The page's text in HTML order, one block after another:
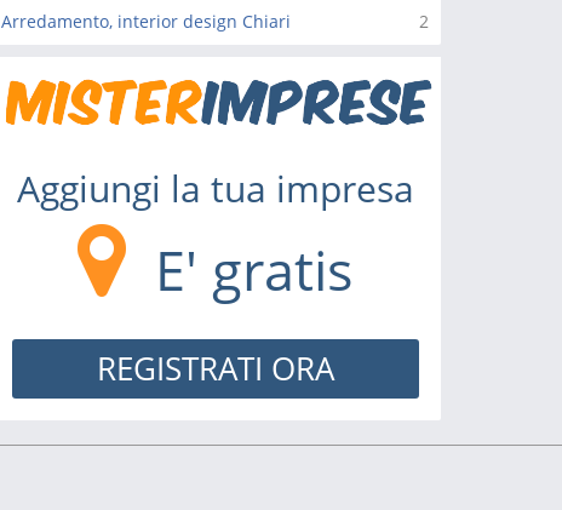
2
Arredamento, interior design Chiari
Aggiungi la tua impresa
E' gratis
REGISTRATI ORA